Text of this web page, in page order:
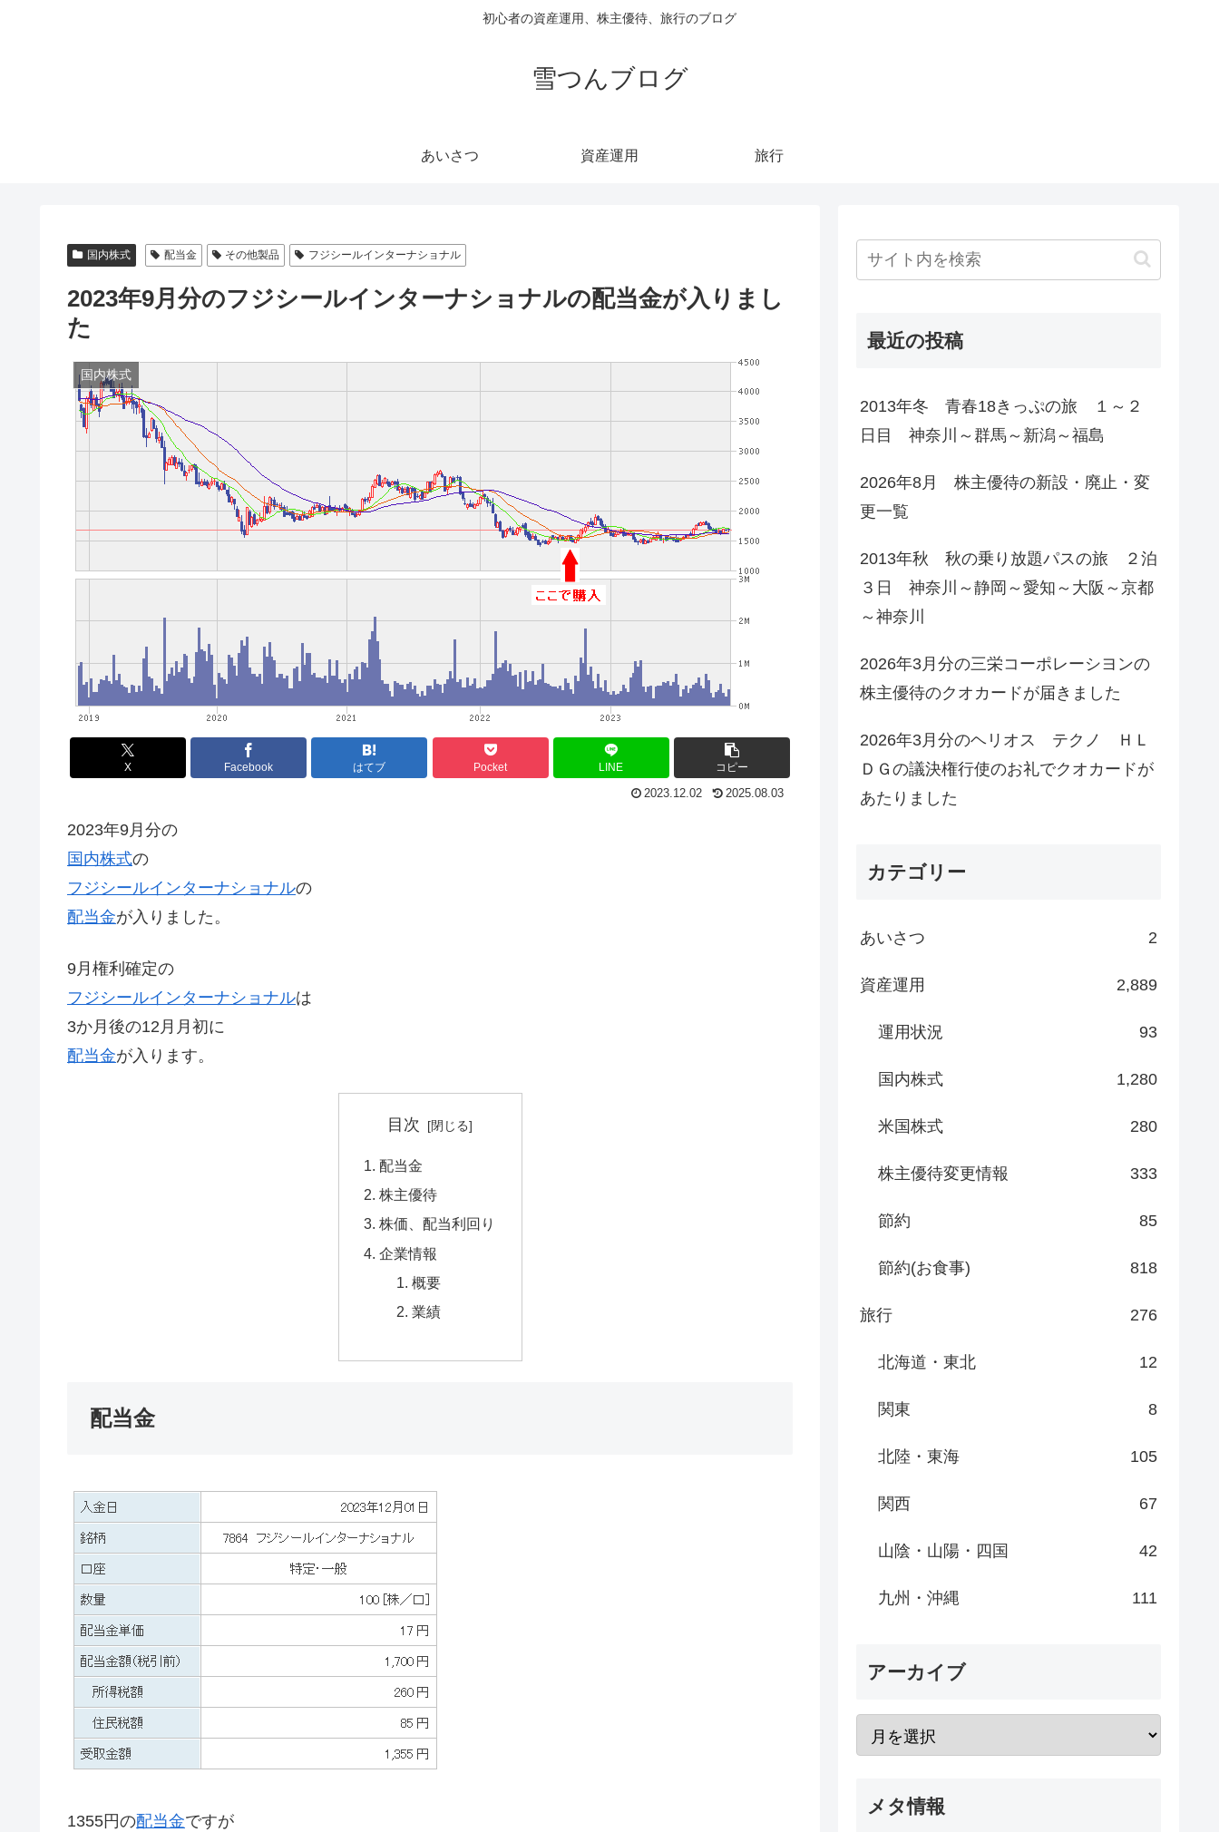
初心者の資産運用、株主優待、旅行のブログ
雪つんブログ
あいさつ 資産運用 旅行
国内株式 配当金 その他製品 フジシールインターナショナル
2023年9月分のフジシールインターナショナルの配当金が入りまし
た
国内株式
X Facebook はてブ Pocket LINE コピー
2023.12.02 2025.08.03
2023年9月分の
国内株式の
フジシールインターナショナルの
配当金が入りました。
9月権利確定の
フジシールインターナショナルは
3か月後の12月月初に
配当金が入ります。
目次
配当金
株主優待
株価、配当利回り
企業情報
概要
業績
配当金
1355円の配当金ですが
最近の投稿
2013年冬 青春18きっぷの旅 １～２
日目 神奈川～群馬～新潟～福島
2026年8月 株主優待の新設・廃止・変
更一覧
2013年秋 秋の乗り放題パスの旅 ２泊
３日 神奈川～静岡～愛知～大阪～京都
～神奈川
2026年3月分の三栄コーポレーシヨンの
株主優待のクオカードが届きました
2026年3月分のヘリオス テクノ ＨＬ
ＤＧの議決権行使のお礼でクオカードが
あたりました
カテゴリー
あいさつ 2
資産運用 2,889
運用状況 93
国内株式 1,280
米国株式 280
株主優待変更情報 333
節約 85
節約(お食事) 818
旅行 276
北海道・東北 12
関東 8
北陸・東海 105
関西 67
山陰・山陽・四国 42
九州・沖縄 111
アーカイブ
メタ情報